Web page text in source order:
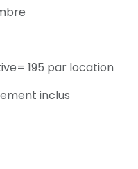
195 par location
inclus